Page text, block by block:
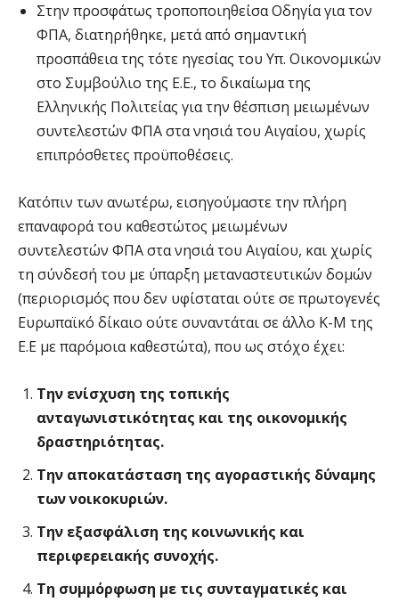
Στην προσφάτως τροποποιηθείσα Οδηγία για τον
ΦΠΑ, διατηρήθηκε, μετά από σημαντική
προσπάθεια της τότε ηγεσίας του Υπ. Οικονομικών
στο Συμβούλιο της Ε.Ε., το δικαίωμα της
Ελληνικής Πολιτείας για την θέσπιση μειωμένων
συντελεστών ΦΠΑ στα νησιά του Αιγαίου, χωρίς
επιπρόσθετες προϋποθέσεις.
Κατόπιν των ανωτέρω, εισηγούμαστε την πλήρη
επαναφορά του καθεστώτος μειωμένων
συντελεστών ΦΠΑ στα νησιά του Αιγαίου, και χωρίς
τη σύνδεσή του με ύπαρξη μεταναστευτικών δομών
(περιορισμός που δεν υφίσταται ούτε σε πρωτογενές
Ευρωπαϊκό δίκαιο ούτε συναντάται σε άλλο Κ-Μ της
Ε.Ε με παρόμοια καθεστώτα), που ως στόχο έχει:
Την ενίσχυση της τοπικής
ανταγωνιστικότητας και της οικονομικής
δραστηριότητας.
Την αποκατάσταση της αγοραστικής δύναμης
των νοικοκυριών.
Την εξασφάλιση της κοινωνικής και
περιφερειακής συνοχής.
Τη συμμόρφωση με τις συνταγματικές και